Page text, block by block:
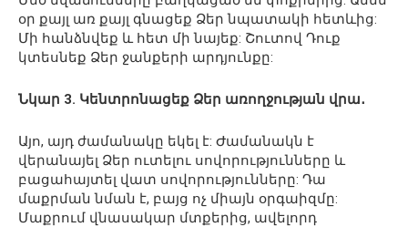
օր քայլ առ քայլ գնացեք Ձեր նպատակի հետևից:
Մի հանձնվեք և հետ մի նայեք: Շուտով Դուք
կտեսնեք Ձեր ջանքերի արդյունքը:
Նկար 3. Կենտրոնացեք Ձեր առողջության վրա․
Այո, այդ ժամանակը եկել է: Ժամանակն է
վերանայել Ձեր ուտելու սովորությունները և
բացահայտել վատ սովորությունները: Դա
մաքրման նման է, բայց ոչ միայն օրգաիզմը:
Մաքրում վնասակար մտքերից, ավելորդ